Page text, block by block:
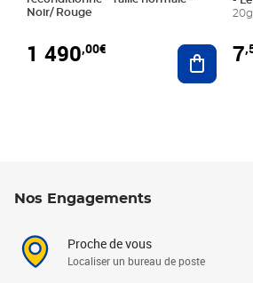
Noir/ Rouge
1 490,00€ Ajouter
7
Nos Engagements
Proche de vous
Localiser un bureau de poste